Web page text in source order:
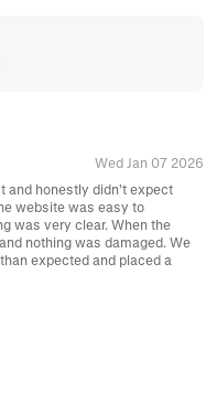
Wed Jan 07 2026
and honestly didn’t expect
website was easy to
was very clear. When the
nothing was damaged. We
expected and placed a